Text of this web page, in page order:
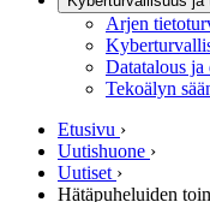
Arjen
Datatalous ja
Tekoälyn
Etusivu ›
Uutishuone ›
Uutiset ›
Hätäpuheluiden